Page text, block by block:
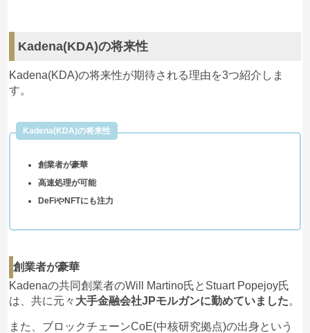
Kadena(KDA)の将来性
Kadena(KDA)の将来性が期待される理由を3つ紹介しま
す。
Kadena(KDA)の将来性
創業者が豪華
高速処理が可能
DeFiやNFTにも注力
創業者が豪華
Kadenaの共同創業者のWill Martino氏とStuart Popejoy氏
は、共に元々 大手金融会社JPモルガンに勤めていました。
また、ブロックチェーンCoE(中核研究拠点)の出身という